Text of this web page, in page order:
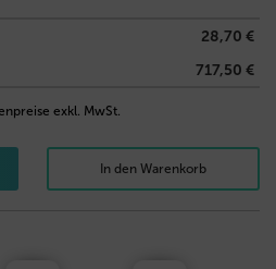
28,70 €
717,50 €
exkl. MwSt.
In den Warenkorb